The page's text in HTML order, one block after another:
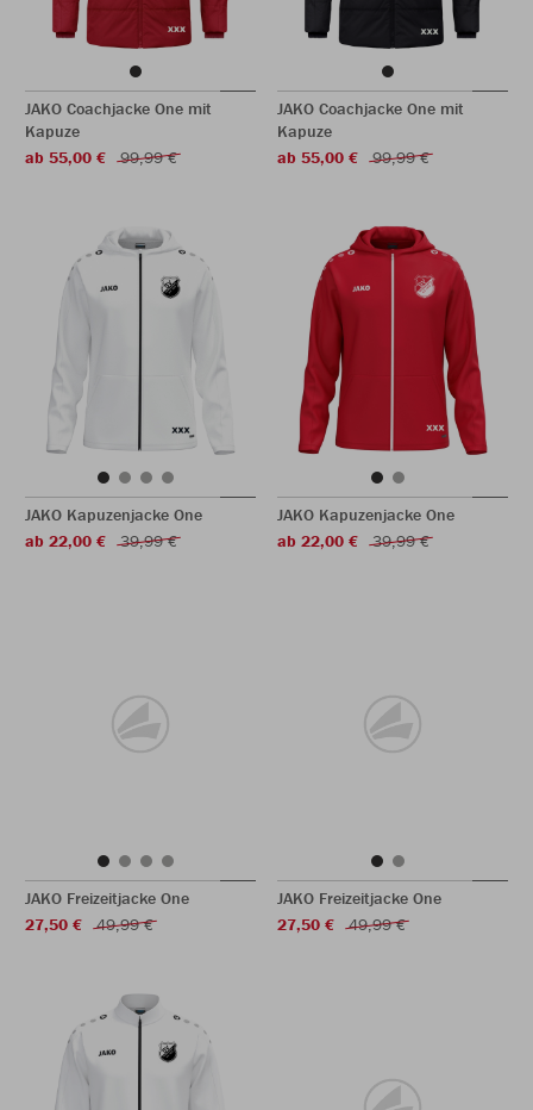
JAKO Coachjacke One mit
Kapuze
ab 55,00 €
99,99 €
JAKO Coachjacke One mit
Kapuze
ab 55,00 €
99,99 €
JAKO Kapuzenjacke One
ab 22,00 €
39,99 €
JAKO Kapuzenjacke One
ab 22,00 €
39,99 €
JAKO Freizeitjacke One
27,50 €
49,99 €
JAKO Freizeitjacke One
27,50 €
49,99 €